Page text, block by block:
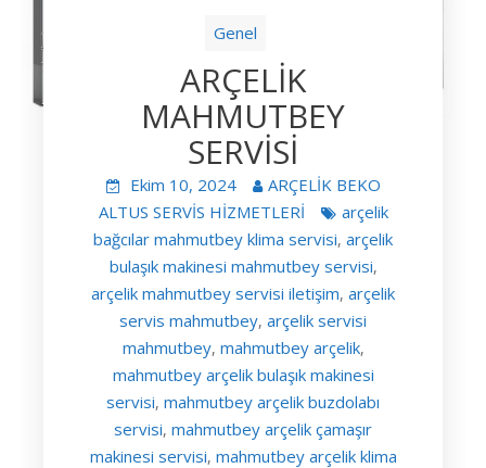
Genel
ARÇELİK
MAHMUTBEY
SERVİSİ
Ekim 10, 2024
ARÇELİK BEKO
ALTUS SERVİS HİZMETLERİ
arçelik
bağcılar mahmutbey klima servisi, arçelik
bulaşık makinesi mahmutbey servisi,
arçelik mahmutbey servisi iletişim, arçelik
servis mahmutbey, arçelik servisi
mahmutbey, mahmutbey arçelik,
mahmutbey arçelik bulaşık makinesi
servisi, mahmutbey arçelik buzdolabı
servisi, mahmutbey arçelik çamaşır
makinesi servisi, mahmutbey arçelik klima